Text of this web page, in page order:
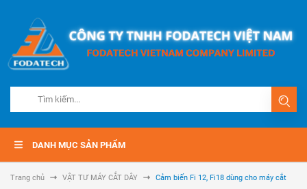
DANH MỤC SẢN PHẨM
Trang chủ VẬT TƯ MÁY CẮT DÂY
Cảm biến Fi 12, Fi18 dùng cho máy cắt